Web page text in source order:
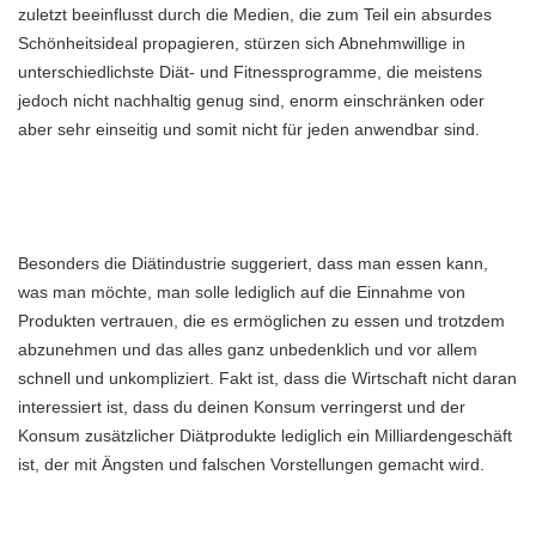
zuletzt beeinflusst durch die Medien, die zum Teil ein absurdes
Schönheitsideal propagieren, stürzen sich Abnehmwillige in
unterschiedlichste Diät- und Fitnessprogramme, die meistens
jedoch nicht nachhaltig genug sind, enorm einschränken oder
aber sehr einseitig und somit nicht für jeden anwendbar sind.
Besonders die Diätindustrie suggeriert, dass man essen kann,
was man möchte, man solle lediglich auf die Einnahme von
Produkten vertrauen, die es ermöglichen zu essen und trotzdem
abzunehmen und das alles ganz unbedenklich und vor allem
schnell und unkompliziert. Fakt ist, dass die Wirtschaft nicht daran
interessiert ist, dass du deinen Konsum verringerst und der
Konsum zusätzlicher Diätprodukte lediglich ein Milliardengeschäft
ist, der mit Ängsten und falschen Vorstellungen gemacht wird.